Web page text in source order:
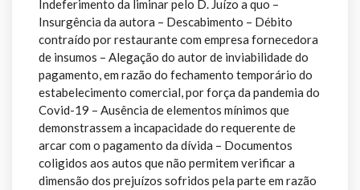
Indeferimento da liminar pelo D. Juízo a quo –
Insurgência da autora – Descabimento – Débito
contraído por restaurante com empresa fornecedora
de insumos – Alegação do autor de inviabilidade do
pagamento, em razão do fechamento temporário do
estabelecimento comercial, por força da pandemia do
Covid-19 – Ausência de elementos mínimos que
demonstrassem a incapacidade do requerente de
arcar com o pagamento da dívida – Documentos
coligidos aos autos que não permitem verificar a
dimensão dos prejuízos sofridos pela parte em razão